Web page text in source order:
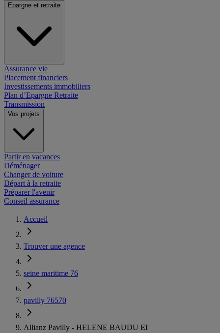
Epargne et retraite
Assurance vie
Placement financiers
Investissements immobiliers
Plan d’Epargne Retraite
Transmission
Vos projets
Partir en vacances
Déménager
Changer de voiture
Départ à la retraite
Préparer l'avenir
Conseil assurance
Accueil
Trouver une agence
seine maritime 76
pavilly 76570
Allianz Pavilly - HELENE BAUDU EI